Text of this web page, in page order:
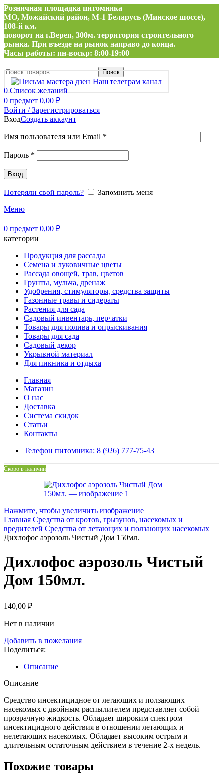
Розничная площадка питомника
МО, Можайский район, М-1 Беларусь (Минское шоссе),
108-й км.
поворот на г.Верея, 300м. территория строительного
рынка. При въезде на рынок направо до конца.
Часы работы: пн-воскр: 8:00-19:00
Поиск
Наш телеграм канал
0 Список желаний
0 предмет 0,00 ₽
Войти / Зарегистрироваться
ВходСоздать аккаунт
Имя пользователя или Email *
Пароль *
Вход
Потеряли свой пароль?
Запомнить меня
Меню
0 предмет 0,00 ₽
категории
Продукция для рассады
Семена и луковичные цветы
Рассада овощей, трав, цветов
Грунты, мульча, дренаж
Удобрения, стимуляторы, средства защиты
Газонные травы и сидераты
Растения для сада
Садовый инвентарь, перчатки
Товары для полива и опрыскивания
Товары для сада
Садовый декор
Укрывной материал
Для пикника и отдыха
Главная
Магазин
О нас
Доставка
Система скидок
Статьи
Контакты
Телефон питомника: 8 (926) 777-75-43
Скоро в наличии
Нажмите, чтобы увеличить изображение
Главная Средства от кротов, грызунов, насекомых и
вредителей Средства от летающих и ползающих насекомых
Дихлофос аэрозоль Чистый Дом 150мл.
Дихлофос аэрозоль Чистый
Дом 150мл.
140,00 ₽
Нет в наличии
Добавить в пожелания
Поделиться:
Описание
Описание
Средство инсектицидное от летающих и ползающих
насекомых с двойным распылителем представляет собой
прозрачную жидкость. Обладает широким спектром
инсектицидного действия в отношении летающих и
нелетающих насекомых. Обладает высоким острым и
длительным остаточным действием в течение 2-х недель.
Похожие товары